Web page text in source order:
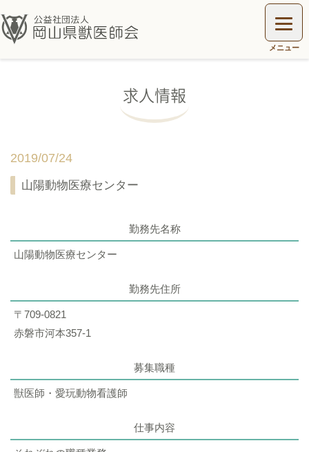
求人情報
2019/07/24
山陽動物医療センター
勤務先名称
山陽動物医療センター
勤務先住所
〒709-0821
赤磐市河本357-1
募集職種
獣医師・愛玩動物看護師
仕事内容